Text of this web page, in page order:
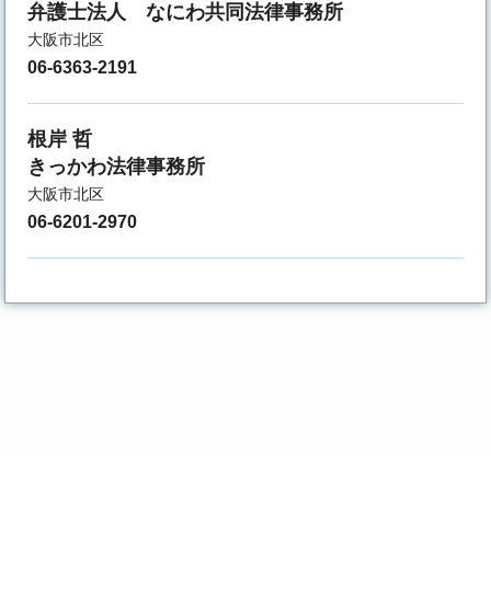
弁護士法人 なにわ共同法律事務所
大阪市北区
06-6363-2191
根岸 哲
きっかわ法律事務所
大阪市北区
06-6201-2970